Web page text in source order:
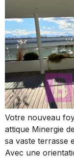
Votre nouveau
attique Minergie
sa vaste terrasse
Avec une